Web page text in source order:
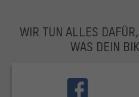
WIR TUN ALLES
WAS DEIN